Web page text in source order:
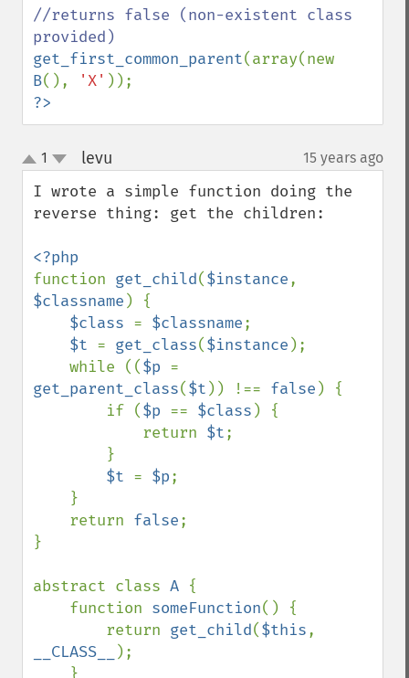
//returns false (non-existent class
get_first_common_parent
B(), 'X'
?>
up
down
1 levu 15 years ago
I wrote a simple function doing the
reverse thing: get the children:
function get_child($instance
$classname ) {
$class = $classname;
$t = get_class($instance );
    while ((
$p
get_parent_class($t )) !== false ) {
        if (
$p == $class ) {
            return
$t;
$t = $p;
    return
false;
}
abstract class A {
    function
someFunction() {
        return
get_child($this
__CLASS__
);